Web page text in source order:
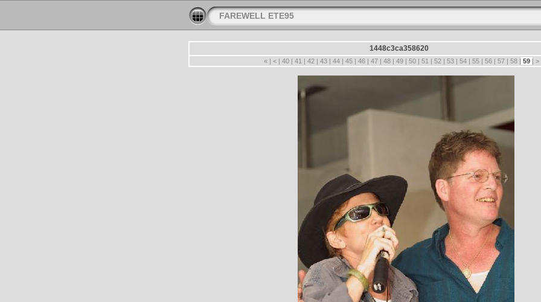
FAREWELL ETE95
1448c3ca358620
« | < | 40 | 41 | 42 | 43 | 44 | 45 | 46 | 47 | 48 | 49 | 50 | 51 | 52 | 53 | 54 | 55 | 56 | 57 | 58 | 59 | >